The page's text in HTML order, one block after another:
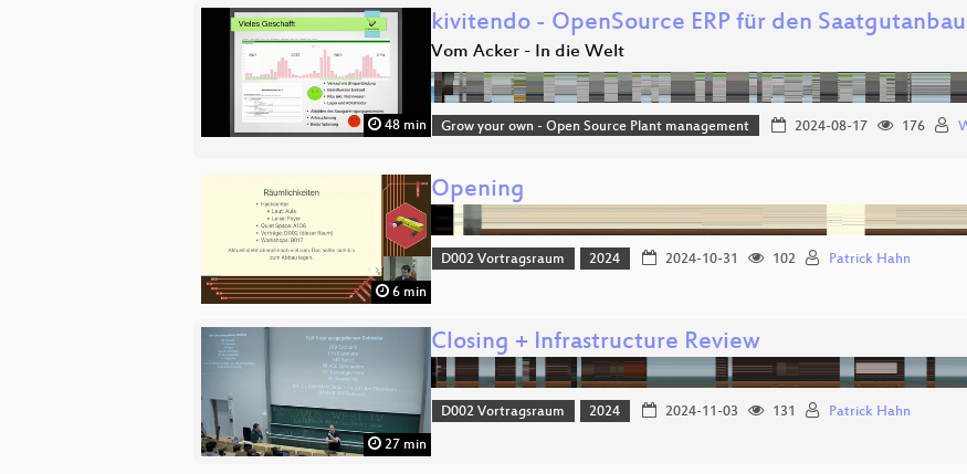
48 min
kivitendo - OpenSource ERP für den Saatgutanbau
Vom Acker - In die Welt
Grow your own - Open Source Plant management 2024-08-17 176
6 min
Opening
D002 Vortragsraum 2024 2024-10-31 102 Patrick Hahn
27 min
Closing + Infrastructure Review
D002 Vortragsraum 2024 2024-11-03 131 Patrick Hahn